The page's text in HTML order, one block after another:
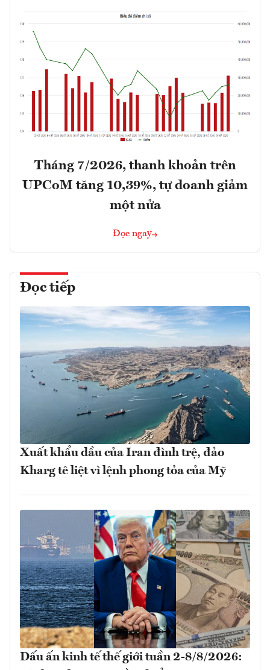
Tháng 7/2026, thanh khoản trên
UPCoM tăng 10,39%, tự doanh giảm
một nửa
Đọc ngay
Đọc tiếp
Xuất khẩu dầu của Iran đình trệ, đảo
Kharg tê liệt vì lệnh phong tỏa của Mỹ
Dấu ấn kinh tế thế giới tuần 2-8/8/2026: